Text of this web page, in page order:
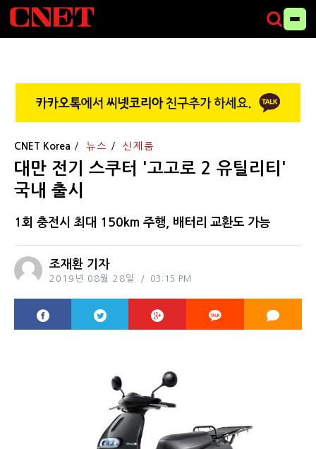
CNET Korea 뉴스 신제품
대만 전기 스쿠터 '고고로 2 유틸리티'
국내 출시
1회 충전시 최대 150km 주행, 배터리 교환도 가능
조재환 기자
2019년 08월 28일 03:15 PM